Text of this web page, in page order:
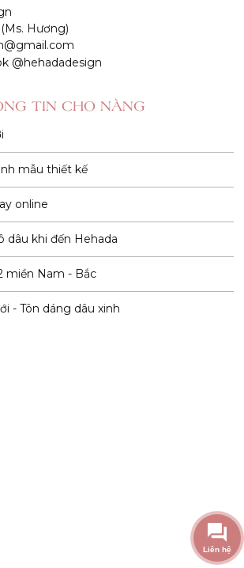
Hương)
@hehadadesign
TIN CHO NÀNG
mẫu thiết kế
online
dâu khi đến Hehada
miền Nam - Bắc
- Tôn dáng dâu xinh